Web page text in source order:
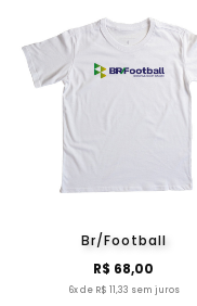
Br/Football
R$ 68,00
6x de R$ 11,33 sem juros